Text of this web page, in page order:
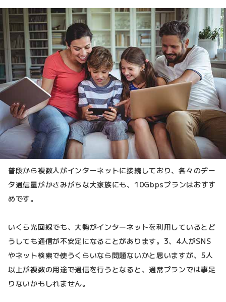
普段から複数人がインターネットに接続しており、各々のデー
タ通信量がかさみがちな大家族にも、10Gbpsプランはおすす
めです。
いくら光回線でも、大勢がインターネットを利用しているとど
うしても通信が不安定になることがあります。3、4人がSNS
やネット検索で使うくらいなら問題ないかと思いますが、5人
以上が複数の用途で通信を行うとなると、通常プランでは事足
りないかもしれません。